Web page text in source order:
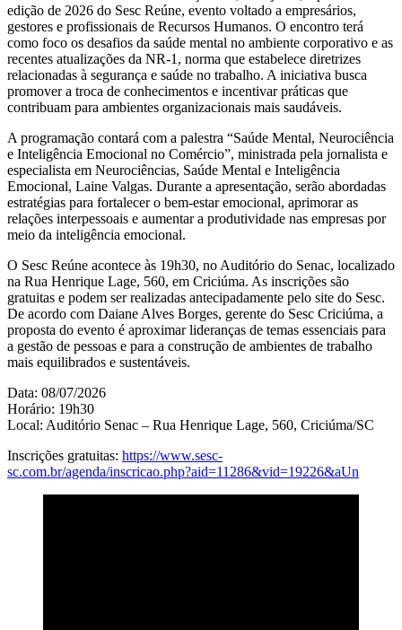
edição de 2026 do Sesc Reúne, evento voltado a empresários,
gestores e profissionais de Recursos Humanos. O encontro terá
como foco os desafios da saúde mental no ambiente corporativo e as
recentes atualizações da NR-1, norma que estabelece diretrizes
relacionadas à segurança e saúde no trabalho. A iniciativa busca
promover a troca de conhecimentos e incentivar práticas que
contribuam para ambientes organizacionais mais saudáveis.
A programação contará com a palestra “Saúde Mental, Neurociência
e Inteligência Emocional no Comércio”, ministrada pela jornalista e
especialista em Neurociências, Saúde Mental e Inteligência
Emocional, Laine Valgas. Durante a apresentação, serão abordadas
estratégias para fortalecer o bem-estar emocional, aprimorar as
relações interpessoais e aumentar a produtividade nas empresas por
meio da inteligência emocional.
O Sesc Reúne acontece às 19h30, no Auditório do Senac, localizado
na Rua Henrique Lage, 560, em Criciúma. As inscrições são
gratuitas e podem ser realizadas antecipadamente pelo site do Sesc.
De acordo com Daiane Alves Borges, gerente do Sesc Criciúma, a
proposta do evento é aproximar lideranças de temas essenciais para
a gestão de pessoas e para a construção de ambientes de trabalho
mais equilibrados e sustentáveis.
Data: 08/07/2026
Horário: 19h30
Local: Auditório Senac – Rua Henrique Lage, 560, Criciúma/SC
Inscrições gratuitas: https://www.sesc-
sc.com.br/agenda/inscricao.php?aid=11286&vid=19226&aUn